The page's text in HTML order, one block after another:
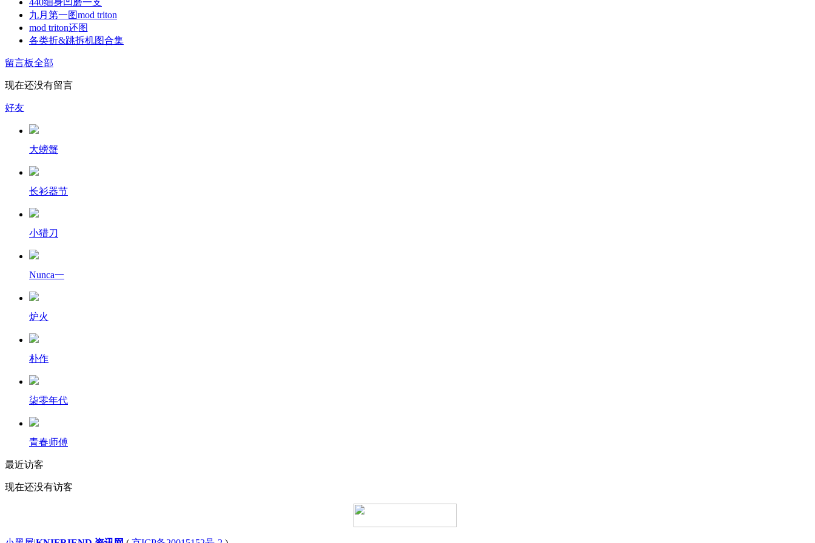
九月第一图mod triton
mod triton还图
各类折&跳拆机图合集
留言板全部
现在还没有留言
好友
大螃蟹
长衫器节
小猎刀
Nunca一
炉火
朴作
柒零年代
青春师傅
最近访客
现在还没有访客